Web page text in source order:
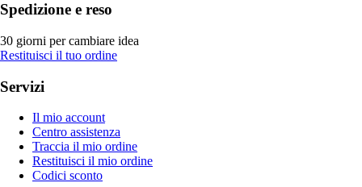
Spedizione e reso
30 giorni per cambiare idea
Restituisci il tuo ordine
Servizi
Il mio account
Centro assistenza
Traccia il mio ordine
Restituisci il mio ordine
Codici sconto